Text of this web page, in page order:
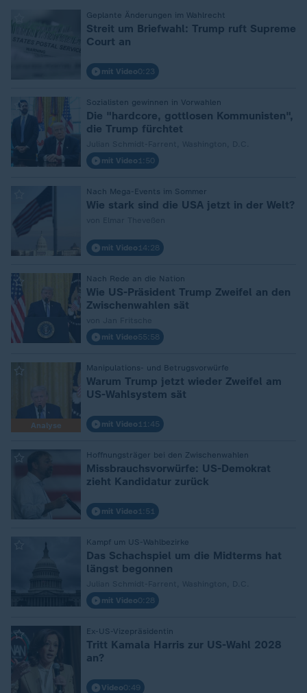
Geplante Änderungen im Wahlrecht
Streit um Briefwahl: Trump ruft Supreme
Court an
mit Video0:23
Sozialisten gewinnen in Vorwahlen
Die "hardcore, gottlosen Kommunisten",
die Trump fürchtet
mit Video 1:50
Nach Mega-Events im Sommer
Wie stark sind die USA jetzt in der Welt?
mit Video 14:28
Nach Rede an die Nation
:
Wie US-Präsident Trump Zweifel an den
Zwischenwahlen sät
mit Video55:58
Analyse
Manipulations- und Betrugsvorwürfe
Warum Trump jetzt wieder Zweifel am
US-Wahlsystem sät
mit Video 11:45
Hoffnungsträger bei den Zwischenwahlen
Missbrauchsvorwürfe: US-Demokrat
zieht Kandidatur zurück
mit Video 1:51
Kampf um US-Wahlbezirke
Das Schachspiel um die Midterms hat
längst begonnen
mit Video0:28
Ex-US-Vizepräsidentin
:
Tritt Kamala Harris zur US-Wahl 2028
an?
Video0:49